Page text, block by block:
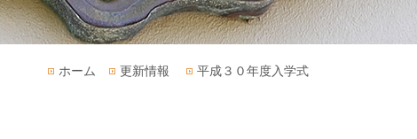
ホーム 更新情報 平成３０年度入学式